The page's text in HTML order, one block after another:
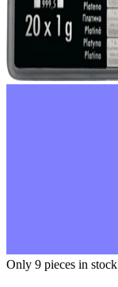
Only 9 pieces in stock